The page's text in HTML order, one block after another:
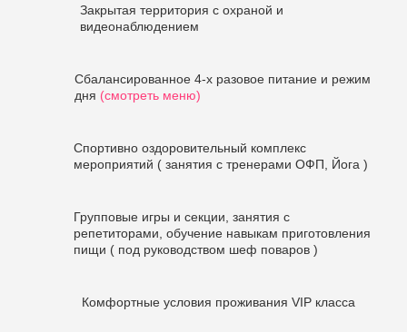
Закрытая территория с охраной и
видеонаблюдением
Сбалансированное 4-х разовое питание и режим
дня (смотреть меню)
Спортивно оздоровительный комплекс
мероприятий ( занятия с тренерами ОФП, Йога )
Групповые игры и секции, занятия с
репетиторами, обучение навыкам приготовления
пищи ( под руководством шеф поваров )
Комфортные условия проживания VIP класса